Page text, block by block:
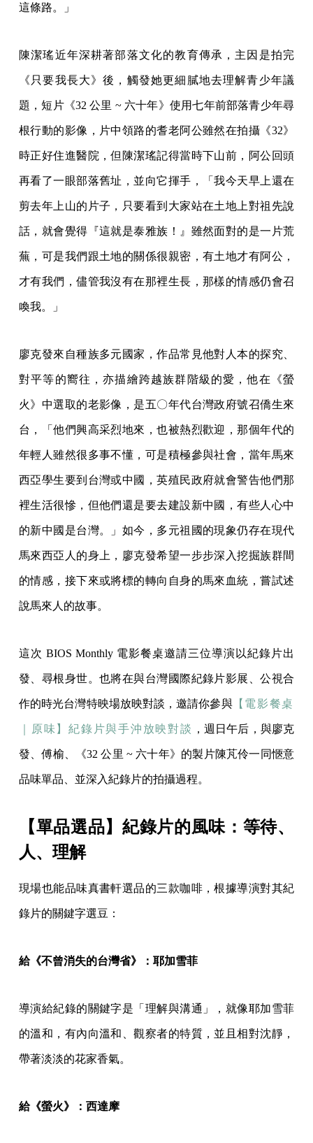
這條路。」
陳潔瑤近年深耕著部落文化的教育傳承，主因是拍完
《只要我長大》後，觸發她更細膩地去理解青少年議
題，短片《32 公里 ~ 六十年》使用七年前部落青少年尋
根行動的影像，片中領路的耆老阿公雖然在拍攝《32》
時正好住進醫院，但陳潔瑤記得當時下山前，阿公回頭
再看了一眼部落舊址，並向它揮手，「我今天早上還在
剪去年上山的片子，只要看到大家站在土地上對祖先說
話，就會覺得『這就是泰雅族！』雖然面對的是一片荒
蕪，可是我們跟土地的關係很親密，有土地才有阿公，
才有我們，儘管我沒有在那裡生長，那樣的情感仍會召
喚我。」
廖克發來自種族多元國家，作品常見他對人本的探究、
對平等的嚮往，亦描繪跨越族群階級的愛，他在《螢
火》中選取的老影像，是五〇年代台灣政府號召僑生來
台，「他們興高采烈地來，也被熱烈歡迎，那個年代的
年輕人雖然很多事不懂，可是積極參與社會，當年馬來
西亞學生要到台灣或中國，英殖民政府就會警告他們那
裡生活很慘，但他們還是要去建設新中國，有些人心中
的新中國是台灣。」如今，多元祖國的現象仍存在現代
馬來西亞人的身上，廖克發希望一步步深入挖掘族群間
的情感，接下來或將標的轉向自身的馬來血統，嘗試述
說馬來人的故事。
這次 BIOS Monthly 電影餐桌邀請三位導演以紀錄片出
發、尋根身世。也將在與台灣國際紀錄片影展、公視合
作的時光台灣特映場放映對談，邀請你參與【電影餐桌
｜原味】紀錄片與手沖放映對談 ，週日午后，與廖克
發、傅榆、《32 公里 ~ 六十年》的製片陳芃伶一同愜意
品味單品、並深入紀錄片的拍攝過程。
【單品選品】紀錄片的風味：等待、
人、理解
現場也能品味真書軒選品的三款咖啡，根據導演對其紀
錄片的關鍵字選豆：
給《不曾消失的台灣省》：耶加雪菲
導演給紀錄的關鍵字是「理解與溝通」，就像耶加雪菲
的溫和，有內向溫和、觀察者的特質，並且相對沈靜，
帶著淡淡的花家香氣。
給《螢火》：西達摩